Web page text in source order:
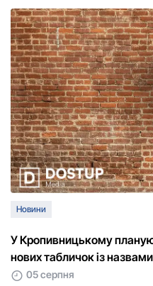
Новини
У Кропивницькому
нових табличок із
05 серпня